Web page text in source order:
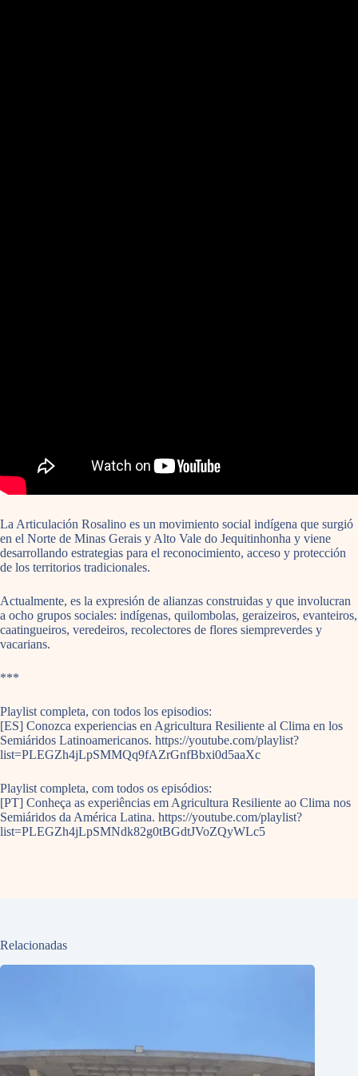
La Articulación Rosalino es un movimiento social indígena que surgió
en el Norte de Minas Gerais y Alto Vale do Jequitinhonha y viene
desarrollando estrategias para el reconocimiento, acceso y protección
de los territorios tradicionales.
Actualmente, es la expresión de alianzas construidas y que involucran
a ocho grupos sociales: indígenas, quilombolas, geraizeiros, evanteiros,
caatingueiros, veredeiros, recolectores de flores siempreverdes y
vacarians.
***
Playlist completa, con todos los episodios:
[ES] Conozca experiencias en Agricultura Resiliente al Clima en los
Semiáridos Latinoamericanos. https://youtube.com/playlist?
list=PLEGZh4jLpSMMQq9fAZrGnfBbxi0d5aaXc
Playlist completa, com todos os episódios:
[PT] Conheça as experiências em Agricultura Resiliente ao Clima nos
Semiáridos da América Latina. https://youtube.com/playlist?
list=PLEGZh4jLpSMNdk82g0tBGdtJVoZQyWLc5
Relacionadas